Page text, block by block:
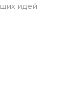
идей.